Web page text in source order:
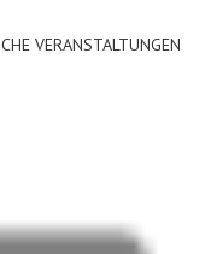
VERANSTALTUNGEN